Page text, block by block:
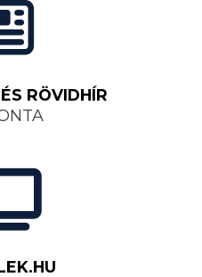
RÖVIDHÍR